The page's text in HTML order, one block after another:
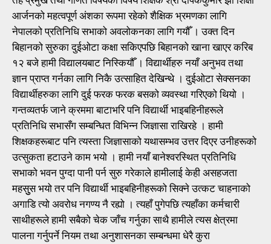
आर्जनको महत्वपूर्ण अंशका रूपमा रहेको शैक्षिक भ्रमणका लागि
नेपालको प्रतिनिधि सभाको अवलोकनका लागि गयौँ । उक्त दिन
बिहानको सुरुका दुईओटा कक्षा सकिएपछि बिहानको खाना खाएर करिब
१२ बजे हामी विद्यालयबाट निस्कियौँ । विद्यार्थीहरु नयाँ अनुभव तथा
ज्ञान प्राप्त गर्नका लागि निकै उत्साहित देखिन्थे । दुईओटा सेक्सनका
विद्यार्थीहरुका लागि दुई फरक फरक बसको व्यवस्था गरिएको थियो ।
गन्तव्यतर्फ जाने क्रममा बाटाभरि पनि विद्यार्थी भाइबहिनीहरूले
प्रतिनिधि सभासँग सम्बन्धित विभिन्न जिज्ञासा राखिरहे । हामी
शिक्षकहरूबाट पनि त्यस्ता जिज्ञासाको यथासम्भव उत्तर दिएर उनीहरूको
उत्सुकता हटाउने काम भयो । हामी नयाँ बानेश्वरस्थित प्रतिनिधि
सभाको भवन पुग्दा पानी पर्न सुरु गरेकाले हामीलाई केही असहजता
महसुुस भयो तर पनि विद्यार्थी भाइबहिनीहरूको सिक्ने उत्कट चाहनाको
अगाडि त्यो अवरोध नगण्य नै रह्यो । त्यहाँ पुगेपछि त्यहाँका कर्मचारी
साथीहरूले हामी सबैको चेक जाँच गर्नुका साथै हामीले त्यस क्षेत्रमा
पालना गर्नुपर्ने नियम तथा अनुशासनका सम्बन्धमा धेरै कुरा